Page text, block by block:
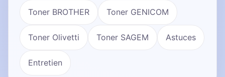
Toner BROTHER Toner GENICOM
Toner Olivetti Toner SAGEM Astuces
Entretien